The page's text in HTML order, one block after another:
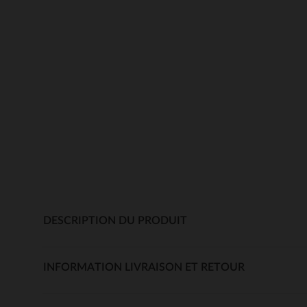
DESCRIPTION DU PRODUIT
INFORMATION LIVRAISON ET RETOUR